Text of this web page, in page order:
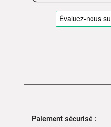
Paiement sécurisé :